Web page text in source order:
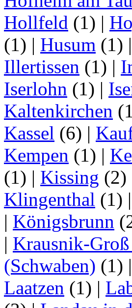
Hollfeld (1) |
(1) | Husum (1) |
Illertissen (1) |
Iserlohn (1) |
Kaltenkirchen
Kassel (6) |
Kempen (1) |
(1) | Kissing (2)
Klingenthal (1) |
| Königsbrunn
| Krausnik-Groß
(Schwaben) (1) |
Laatzen (1) |